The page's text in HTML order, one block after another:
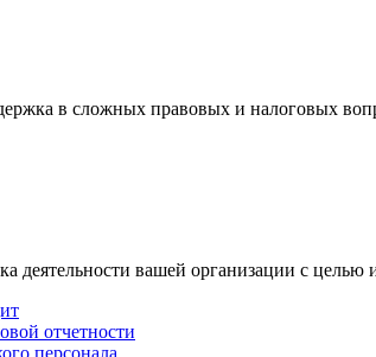
в сложных правовых и налоговых
деятельности вашей организации с целью
отчетности
персонала